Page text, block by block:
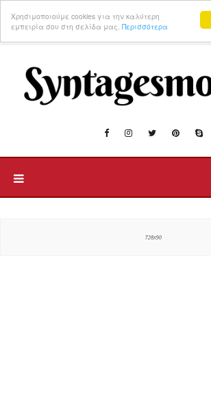
Χρησιμοποιούμε cookies για την καλύτερη
εμπειρία σου στη σελίδα μας. Περισσότερα